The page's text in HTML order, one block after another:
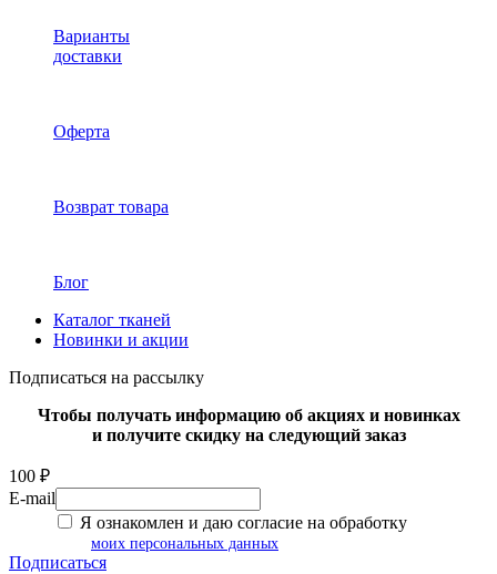
Варианты
доставки
Оферта
Возврат товара
Блог
Каталог тканей
Новинки и акции
Подписаться на рассылку
Чтобы получать информацию об акциях и новинках
и получите скидку на следующий заказ
100 ₽
E-mail
Я ознакомлен и даю согласие на обработку
моих персональных данных
Подписаться